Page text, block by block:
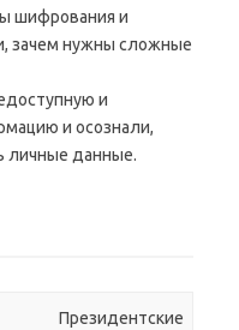
шифрования и
зачем нужны сложные
и
и осознали,
личные данные.
Президентские